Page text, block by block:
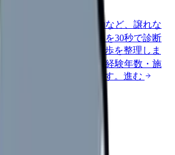
夜勤回数・残業・通勤など、譲れな
。
職場の悩みを30秒で診断
、悩みの種類と次の一歩を整理しま
パスで比較する
地域・経験年数・施
の現在地を確認できます。 進む
次情報
す。